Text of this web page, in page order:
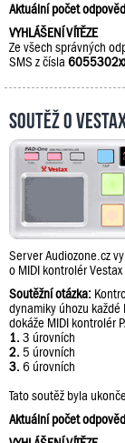
Aktuální počet
VYHLÁŠENÍ VÍTĚZE
Ze všech správných
SMS z čísla
Soutěž o Vestax
Server Audiozone.cz
o MIDI kontrolér
Soutěžní otázka:
dynamiky úhozu každé
dokáže MIDI kontrolér
1. 3 úrovních
2. 5 úrovních
3. 6 úrovních
Tato soutěž byla
Aktuální počet